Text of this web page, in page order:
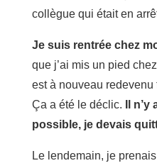
collègue qui était en
Je suis rentrée chez
que j’ai mis un pied
est à nouveau
Ça a été le déclic.
Il
possible, je devais
Le lendemain, je